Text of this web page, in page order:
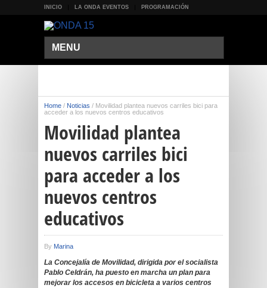
INICIO LA ONDA EVENTOS PROGRAMACIÓN
MENU
Home / Noticias / Movilidad plantea nuevos carriles bici para
acceder a los nuevos centros educativos
Movilidad plantea
nuevos carriles bici
para acceder a los
nuevos centros
educativos
By Marina
La Concejalía de Movilidad, dirigida por el socialista
Pablo Celdrán, ha puesto en marcha un plan para
mejorar los accesos en bicicleta a varios centros